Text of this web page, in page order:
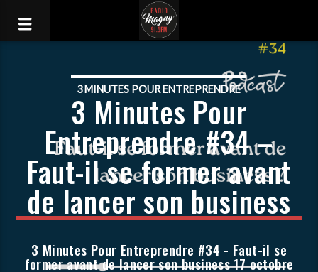
3 MINUTES POUR ENTREPRENDRE
3 Minutes Pour
Entreprendre #34 –
Faut-il se former avant
de lancer son business
3 Minutes Pour Entreprendre #34 - Faut-il se
former avant de lancer son business 17 octobre